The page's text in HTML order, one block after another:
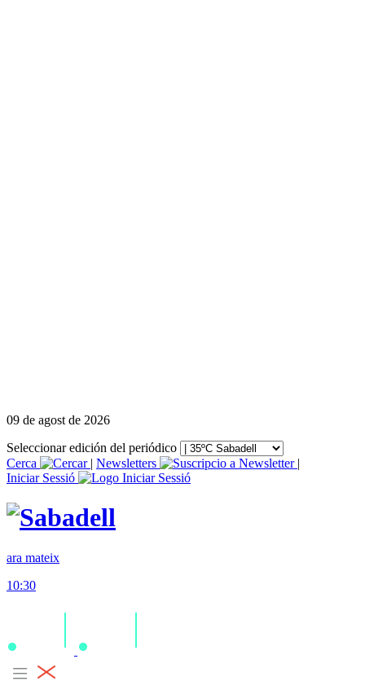
09 de agost de 2026
Seleccionar edición del periódico
Cerca
| Newsletters
|
Iniciar Sessió
ara mateix
10:30